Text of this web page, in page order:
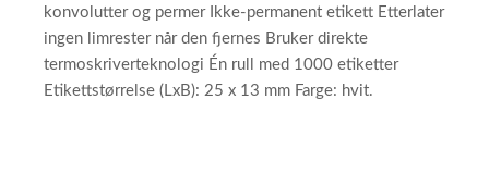
konvolutter og permer Ikke-permanent etikett Etterlater
ingen limrester når den fjernes Bruker direkte
termoskriverteknologi Én rull med 1000 etiketter
Etikettstørrelse (LxB): 25 x 13 mm Farge: hvit.